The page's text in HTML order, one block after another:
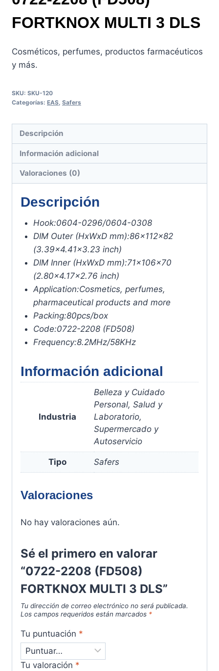
FORTKNOX MULTI 3 DLS
Cosméticos, perfumes, productos farmacéuticos
y más.
SKU: SKU-120
Categorías: EAS Safers
Descripción
Información adicional
Valoraciones (0)
Descripción
Hook:0604-0296/0604-0308
DIM Outer (HxWxD mm):86x112x82
(3.39×4.41×3.23 inch)
DIM Inner (HxWxD mm):71x106x70
(2.80×4.17×2.76 inch)
Application:Cosmetics, perfumes,
pharmaceutical products and more
Packing:80pcs/box
Code:0722-2208 (FD508)
Frequency:8.2MHz/58KHz
Información adicional
Industria
Belleza y Cuidado
Personal, Salud y
Laboratorio,
Supermercado y
Autoservicio
Tipo Safers
Valoraciones
No hay valoraciones aún.
Sé el primero en valorar
“0722-2208 (FD508)
FORTKNOX MULTI 3 DLS”
Tu dirección de correo electrónico no será publicada.
Los campos requeridos están marcados *
Tu puntuación *
Tu valoración *